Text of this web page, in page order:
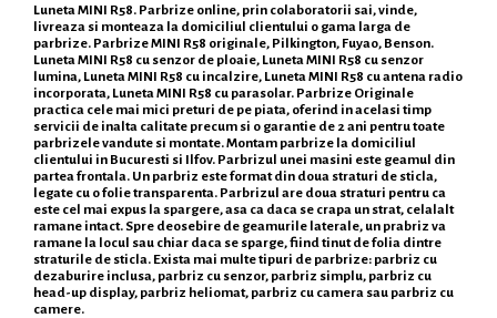
Luneta MINI R58. Parbrize online, prin colaboratorii sai, vinde,
livreaza si monteaza la domiciliul clientului o gama larga de
parbrize. Parbrize MINI R58 originale, Pilkington, Fuyao, Benson.
Luneta MINI R58 cu senzor de ploaie, Luneta MINI R58 cu senzor
lumina, Luneta MINI R58 cu incalzire, Luneta MINI R58 cu antena radio
incorporata, Luneta MINI R58 cu parasolar. Parbrize Originale
practica cele mai mici preturi de pe piata, oferind in acelasi timp
servicii de inalta calitate precum si o garantie de 2 ani pentru toate
parbrizele vandute si montate. Montam parbrize la domiciliul
clientului in Bucuresti si Ilfov. Parbrizul unei masini este geamul din
partea frontala. Un parbriz este format din doua straturi de sticla,
legate cu o folie transparenta. Parbrizul are doua straturi pentru ca
este cel mai expus la spargere, asa ca daca se crapa un strat, celalalt
ramane intact. Spre deosebire de geamurile laterale, un prabriz va
ramane la locul sau chiar daca se sparge, fiind tinut de folia dintre
straturile de sticla. Exista mai multe tipuri de parbrize: parbriz cu
dezaburire inclusa, parbriz cu senzor, parbriz simplu, parbriz cu
head-up display, parbriz heliomat, parbriz cu camera sau parbriz cu
camere.